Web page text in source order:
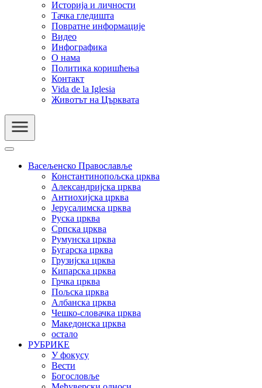
Историја и личности
Тачка гледишта
Повратне информације
Видео
Инфографика
О нама
Политика коришћења
Контакт
Vida de la Iglesia
Животът на Църквата
Васељенско Православље
Константинопољска црква
Александријска црква
Антиохијска црква
Јерусалимска црква
Руска црква
Српска црква
Румунска црква
Бугарска црква
Грузијска црква
Кипарска црква
Грчка црква
Пољска црква
Албанска црква
Чешко-словачка црква
Македонска црква
остало
РУБРИКЕ
У фокусу
Вести
Богословље